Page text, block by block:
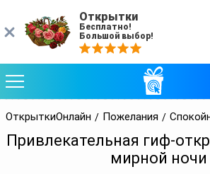
ОткрыткиОнлайн Пожелания
Привлекательная гиф-
мирной ночи
Открытки
Бесплатно!
Большой выбор!